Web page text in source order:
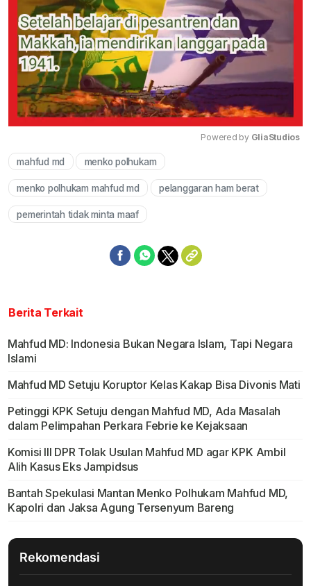
Powered by GliaStudios
mahfud md menko polhukam
menko polhukam mahfud md pelanggaran ham berat
pemerintah tidak minta maaf
Berita Terkait
Mahfud MD: Indonesia Bukan Negara Islam, Tapi Negara
Islami
Mahfud MD Setuju Koruptor Kelas Kakap Bisa Divonis Mati
Petinggi KPK Setuju dengan Mahfud MD, Ada Masalah
dalam Pelimpahan Perkara Febrie ke Kejaksaan
Komisi III DPR Tolak Usulan Mahfud MD agar KPK Ambil
Alih Kasus Eks Jampidsus
Bantah Spekulasi Mantan Menko Polhukam Mahfud MD,
Kapolri dan Jaksa Agung Tersenyum Bareng
Rekomendasi